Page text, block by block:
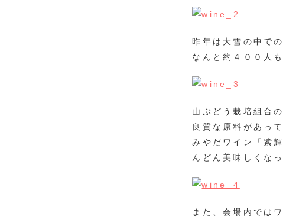
昨年は大雪の中で
なんと約４００人
山ぶどう栽培組合
良質な原料があっ
みやだワイン「紫
んどん美味しくな
また、会場内では